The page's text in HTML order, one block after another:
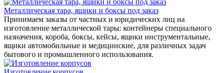
Металлическая тара, ящики и боксы под заказ
Принимаем заказы от частных и юридических лиц на
изготовление металлической тары: контейнеры специального
назначения, короба, боксы, кейсы, ящики инструментальные,
ящики автомобильные и медицинские, для различных задач
бытового и промышленного использования.